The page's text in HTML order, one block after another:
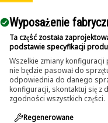
Wyposażenie
Ta część została
podstawie specyfikacji
Wszelkie zmiany
nie będzie pasował do
odpowiednia do danego
konfiguracji, skontaktuj się z
zgodności wszystkich części.
Regenerowane